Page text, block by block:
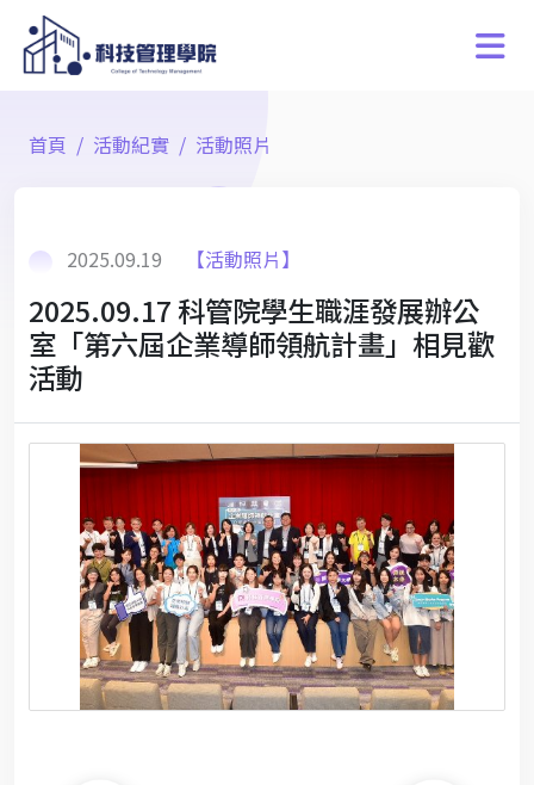
首頁 活動紀實 活動照片
2025.09.19 【活動照片】
2025.09.17 科管院學生職涯發展辦公
室「第六屆企業導師領航計畫」相見歡
活動